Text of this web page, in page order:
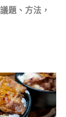
題、方法，